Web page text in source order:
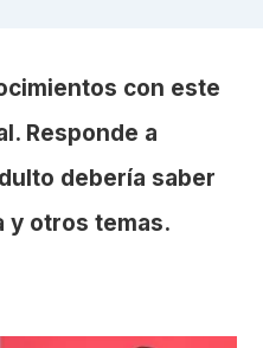
con este
Responde a
debería saber
y otros temas.